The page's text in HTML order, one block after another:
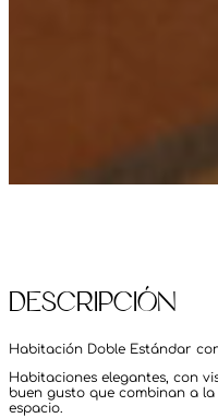
Descripción
Habitación Doble Estándar
Habitaciones elegantes, con
buen gusto que combinan a
espacio.